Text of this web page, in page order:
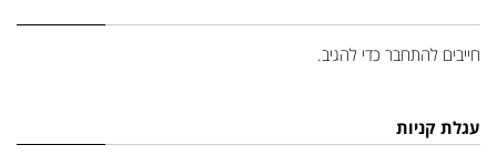
חייבים להתחבר כדי להגיב.
עגלת קניות